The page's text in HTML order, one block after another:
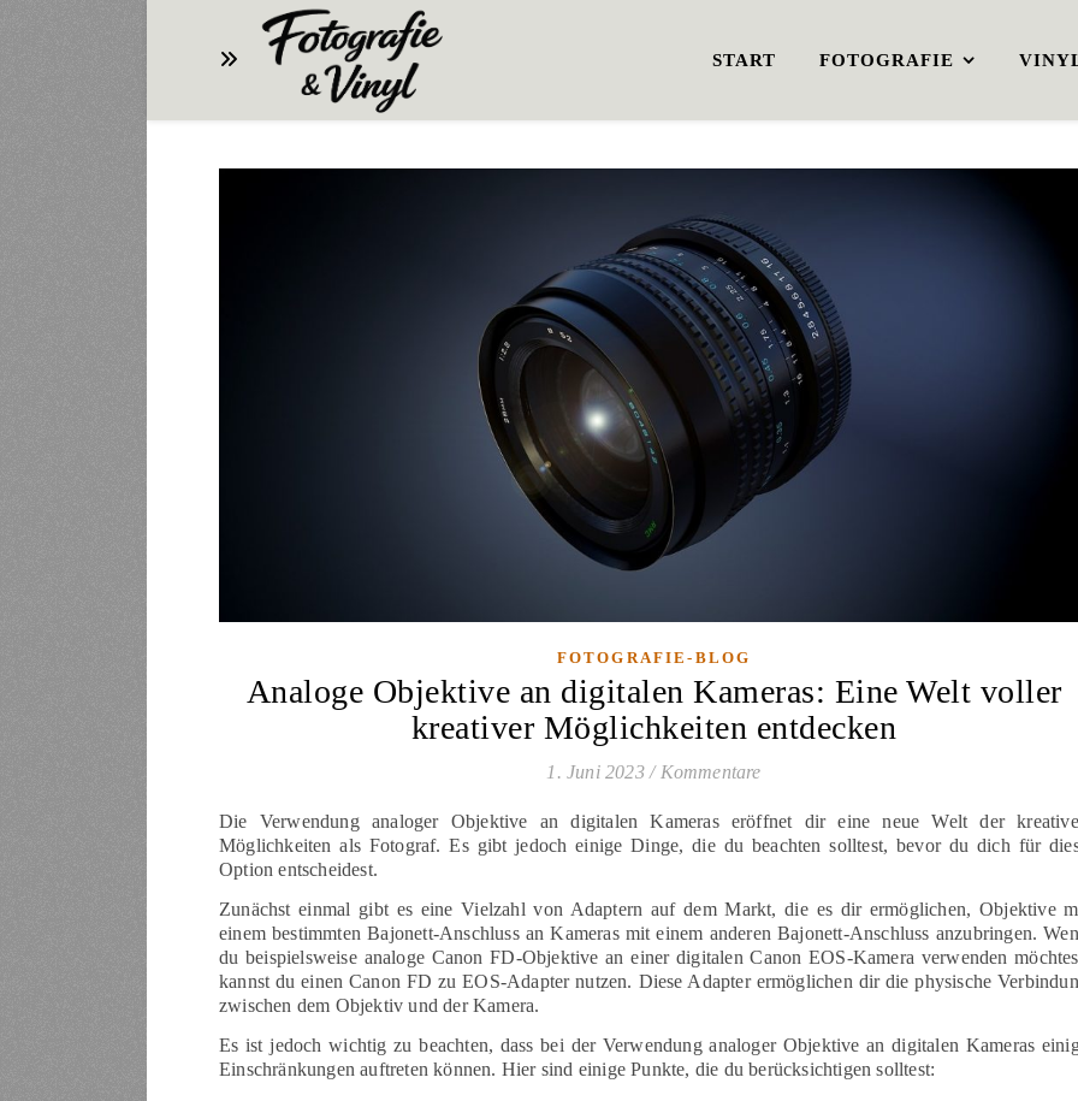
START FOTOGRAFIE
FOTOGRAFIE-BLOG
Analoge Objektive an digitalen Kameras: Eine Welt voller
kreativer Möglichkeiten entdecken
1. Juni 2023 / Kommentare
Die Verwendung analoger Objektive an digitalen Kameras eröffnet dir eine neue Welt der
Möglichkeiten als Fotograf. Es gibt jedoch einige Dinge, die du beachten solltest, bevor du dich für
Option entscheidest.
Zunächst einmal gibt es eine Vielzahl von Adaptern auf dem Markt, die es dir ermöglichen, Objektive
einem bestimmten Bajonett-Anschluss an Kameras mit einem anderen Bajonett-Anschluss anzubringen.
du beispielsweise analoge Canon FD-Objektive an einer digitalen Canon EOS-Kamera verwenden
kannst du einen Canon FD zu EOS-Adapter nutzen. Diese Adapter ermöglichen dir die physische
zwischen dem Objektiv und der Kamera.
Es ist jedoch wichtig zu beachten, dass bei der Verwendung analoger Objektive an digitalen Kameras
Einschränkungen auftreten können. Hier sind einige Punkte, die du berücksichtigen solltest: